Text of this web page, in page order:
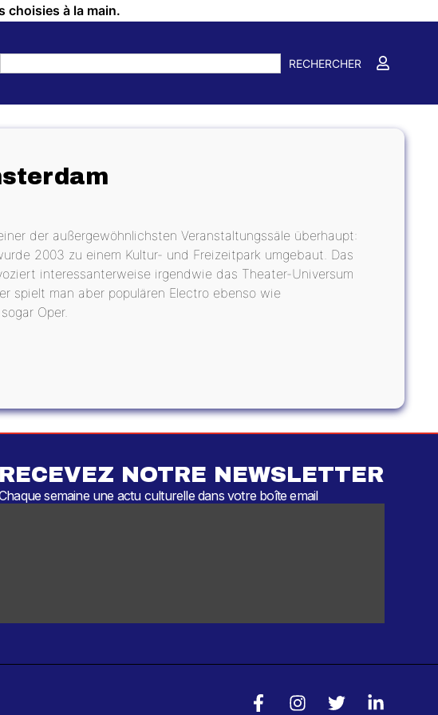
choisies à la main.
RECHERCHER
der außergewöhnlichsten Veranstaltungssäle überhaupt:
2003 zu einem Kultur- und Freizeitpark umgebaut. Das
interessanterweise irgendwie das Theater-Universum
spielt man aber populären Electro ebenso wie
Oper.
RECEVEZ NOTRE NEWSLETTER
semaine une actu culturelle dans votre boîte email